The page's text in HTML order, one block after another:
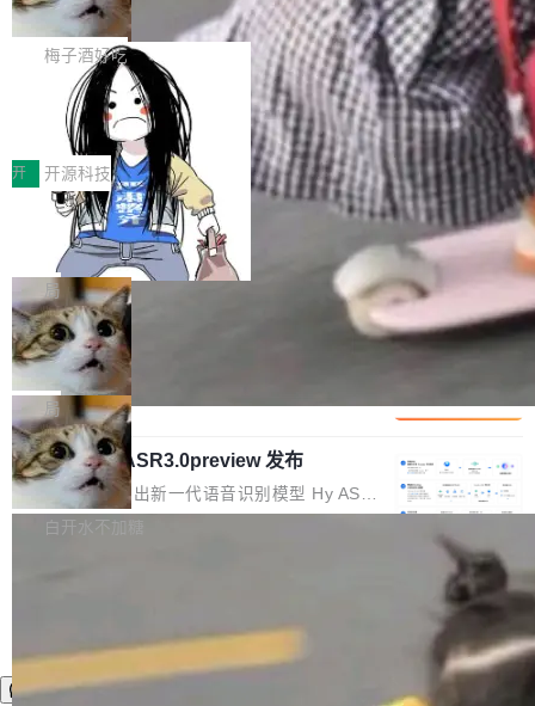
但对于金融、能源、医疗等对数据安全要求较...
Token花在哪里、算力是否被充分利用，以及持
续增长的AI成本该如何优化。 深信服AI算力网关
正是围绕这些实际问题，从Token治理和成本治
理两个方面，让用户的每一份算力都看得清、管
得住、用得稳、省得下、更安全！ 一、从现在开
始，Token使用一目...
不是一个人走。一同离开的还有 Sanjay Ghema
wat（Google 员工编号 23，Jeff Dean 二十多
年的编程搭档，MapReduce 和 Bigtable 的共同
作者）、Quoc Le（Google 大脑核心成员，Se
q2Seq 和 DocAI 的共同发明人）以及 Oriol Vin
yals（Gemini 联合负责人，AlphaSta...
字体可调、22 种语言、记忆搜索增强
打开终端就能上岗的全中文编码智能体，这一轮
把「看得清、用母语、记得住」三件事一次补
齐。 SolonCode 是什么 SolonCode 是杭州无
耳科技研发的企业级终端编码智能体——一位全
中文驱动的数字员工，自主理解需求、规划步
骤、编写代码。不挑模型、不挑平台，curl 一行
装完即用。 开源地址：Gitee · GitCode · GitHu
b 安装 支持 Java 8+（8~26）、macOS / Linu
x / Windows / Harmony PC。 # macOS / Linu
x / Harmony PC curl -fsSL https://solon.noea
r.org/solon...
梅子酒好吃
让“代码语义理解”深度释放AI Coding
价值潜能：华为云码道（CodeArts）
代码仓技术解析
一、代码仓深度理解技术的作用与价值 在软件工
程实践中，代码仓是企业核心知识资产的主要载
体。企业级代码仓库通常包含数十万乃至数百万
个文件，其规模远超单次模型调用可承载的上下
文窗口。随着项目规模的持续扩张与代码历史的
不断累积，代码仓中的模块关系、接口契约、业
务逻辑等关键信息往往分散于数十乃至数百个文
件之中，形成高度复杂的知识关联网络。传统的
代码检索手段（如关键词匹配、目录遍历）仅能
在语法层面完成文本定位，难以触及代码的语义
内涵与结构关联，导致开发者使用代码智能体在
理解大规模代码仓时面临显著"代码仓理解"瓶
颈。 代码仓深度理解服务（以下简称" CodeBas
e深度理解服务"）是华为云码道（CodeA...
开 开源科技
一条“删库”命令跑 17 小时，算法工程
师删光 89TB 数据只为干私活
最高人民检察院8月4日公布了一起案件：北京一
名90后算法工程师王某，为了给自己接的私活腾
服务器空间，删光了公司AI游戏部门的全部核心
数据。 王某2024年1月入职东城区某科技公司AI
短剧部门，有互联网大厂背景。在公司内部架构
调整期间，部门三次通知全员将数据从A集群迁
移到B集群，王某都回复了"收到"。 他没有迁移
数据。2024年9月3日下午4点，他使用此前登录
的账号密码进入A集群，输入了一条被程序员圈
称为"删库跑路"的命令——最高管理员权限、无
局
Cloudflare 分享推理优化实践：KV ca
che 量化 + 权重压缩，吞吐量提升 4
1%，成本降 30%
Kimi 和 GLM 是当前最强的大模型系列之一，但
它们有一个共同的问题：太吃显存了。月之暗面
的 Kimi K 系列和智谱的 GLM 都是长上下文、M
oE 架构的大模型，好用到让人上瘾，但 GPU 显
存永远不够用。 Cloudflare 的 Workers AI 团队
一直在跑这些模型的推理。他们在官方博客上发
整性保护。效果是：吞吐量提升 41%，每 token
成本降低 30%，精度不变。 FP8 省的不仅是显
存 KV cache 是推理时最吃显...
局
腾讯混元 Hy ASR3.0preview 发布
腾讯混元正式推出新一代语音识别模型 Hy ASR
3.0preview。基于最新一代大语言模型 Hy3 的
让语音识别不再只是听清，而是真正听懂。通过
先理解你的语境和意图，再把准确的文字直接给
到你。从“逐字转写、单点优化”演进为“理解语
白开水不加糖